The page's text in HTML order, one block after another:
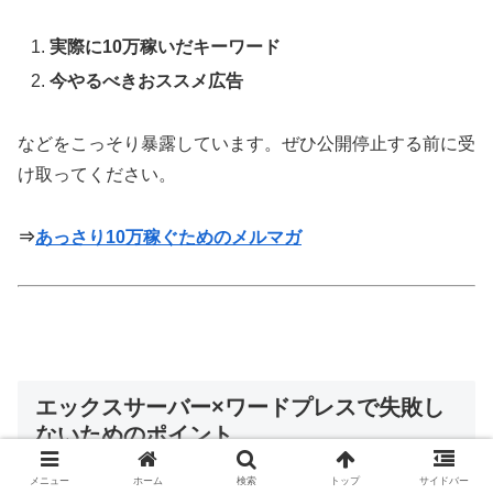
実際に10万稼いだキーワード
今やるべきおススメ広告
などをこっそり暴露しています。ぜひ公開停止する前に受
け取ってください。
⇒あっさり10万稼ぐためのメルマガ
エックスサーバー×ワードプレスで失敗し
ないためのポイント
メニュー ホーム 検索 トップ サイドバー